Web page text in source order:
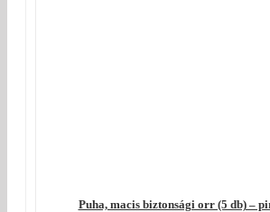
Puha, macis biztonsági orr (5 db) –